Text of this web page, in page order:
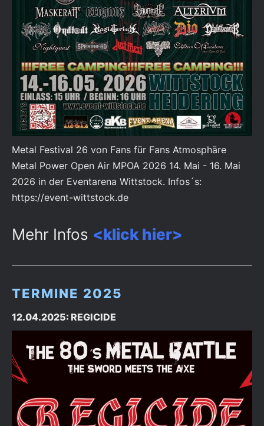
Metal Festival 26 von Fans für Fans Atmosphäre
Metal Power Open Air MPOA 2026 14. Mai - 16. Mai
2026 in der Eventarena Wittstock. Infos´s:
https://event-wittstock.de
Mehr Infos <klick hier>
TERMINE 2025
12.04.2025: REGICIDE